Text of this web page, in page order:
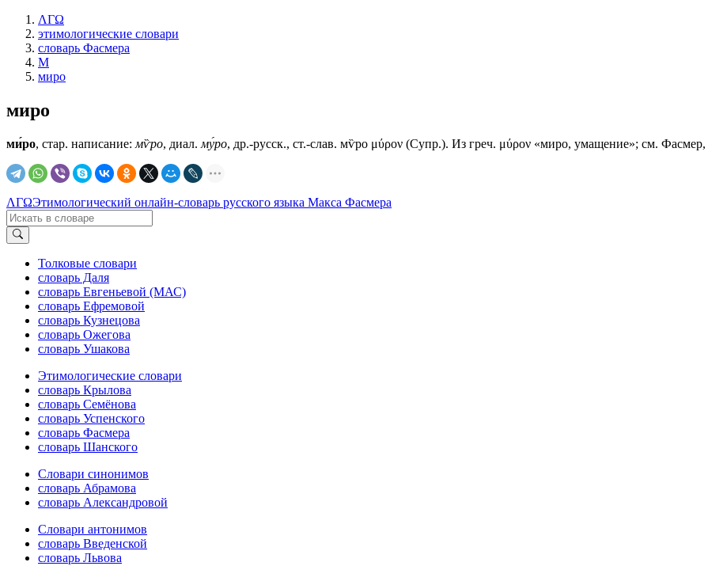
ΛΓΩ
этимологические словари
словарь Фасмера
М
миро
миро
ми́ро, стар. написание: мѷро, диал. му́ро, др.-русск., ст.-слав. мѷро μύρον (Супр.). Из греч. μύρον «миро, умащение»; см.
ΛΓΩЭтимологический онлайн-словарь русского языка Макса Фасмера
Толковые словари
словарь Даля
словарь Евгеньевой (МАС)
словарь Ефремовой
словарь Кузнецова
словарь Ожегова
словарь Ушакова
Этимологические словари
словарь Крылова
словарь Семёнова
словарь Успенского
словарь Фасмера
словарь Шанского
Словари синонимов
словарь Абрамова
словарь Александровой
Словари антонимов
словарь Введенской
словарь Львова